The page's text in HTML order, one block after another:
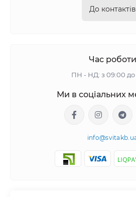
До контактів
Час роботи
ПН - НД: з 09:00 до
Ми в соціальних